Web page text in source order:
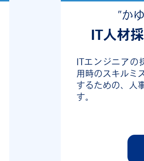
”か
IT人材
ITエンジニアの
用時のスキルミ
するための、人
す。